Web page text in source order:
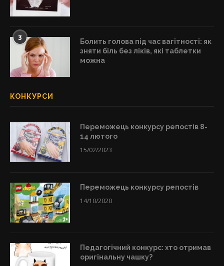
3
Болить голова під час вагітності: як
зняти біль без ліків, які таблетки
можна
КОНКУРСИ
Переможець конкурсу репостів 8-
14 лютого
15/02/2023
Переможець конкурсу репостів
14/10/2020
Педагогічний конкурс: хто отримав
оригінальну чашку?